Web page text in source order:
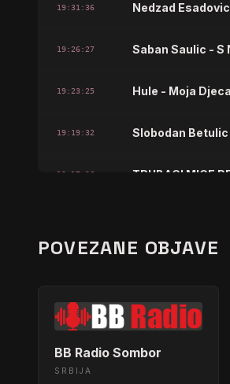
19:31:36 Nedzad
19:26:27 Saban Saulic - S
19:23:25 Hule - Moja
19:19:32 Slobodan
19:17:36 TRUBACI MICE
Cana - Moj
SEKI TURKOVIC
ZORAN
POVEZANE OBJAVE
BB Radio Sombor
SRBIJA